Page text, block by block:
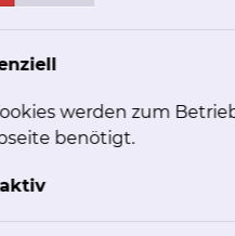
ist eine Anwendung
bei dem der
den Anteil des
werden zum
benötigt.